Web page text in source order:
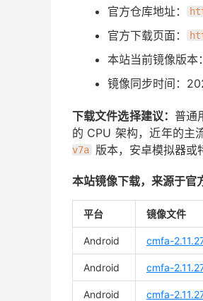
官方仓库地址：
官方下载页面：
本站当前镜像版本：
镜像同步时间：
下载文件选择建议：普通
的 CPU 架构，近年的主
v7a
版本，安卓模拟器或
本站镜像下载，来源于官
平台 镜像文件
Android cmfa-
Android cmfa-
Android cmfa-